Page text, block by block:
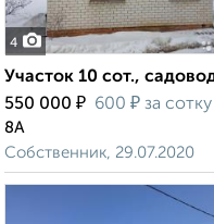
4
Участок 10 сот.,
550 000 ₽ 600 ₽ за сотку
8А
Собственник, 29.07.2020